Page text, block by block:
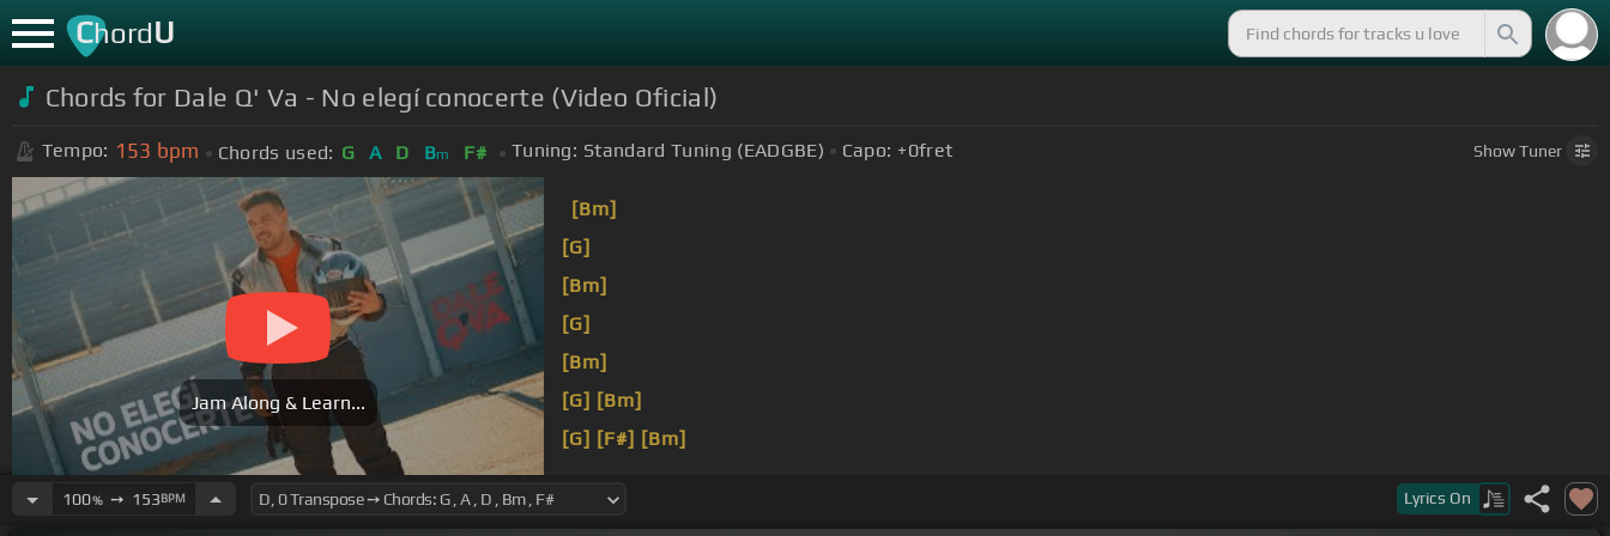
ChordU
Chords for Dale Q' Va - No elegí conocerte (Video Oficial)
Tempo: 153 bpm Chords used: G A D Bm F# Tuning: Standard Tuning (EADGBE) Capo: +0fret ShowTuner
Jam Along & Learn...
[Bm]
[G]
[Bm]
[G]
[Bm]
[G] [Bm]
[G] [F#] [Bm]
100%➙ 153BPM Lyrics On